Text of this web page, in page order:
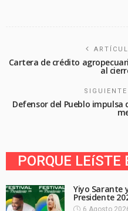
Cartera de crédito
al
Defensor del Pueblo impulsa
PORQUE LEíSTE
Yiyo Sarante
Presidente
6 Agosto